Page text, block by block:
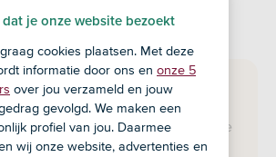
in het kort
dragen wij bij aan een integere
Dit doen we door onze relaties
dat je onze website bezoekt
cookies plaatsen. Met deze
informatie door ons en onze 5
over jou verzameld en jouw
gevolgd. We maken een
profiel van jou. Daarmee
wij onze website, advertenties en